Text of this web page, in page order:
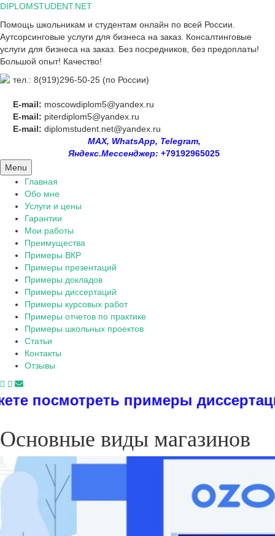
Skip
content
DIPLOMSTUDENT.NET
Помощь школьникам и студентам онлайн по всей России.
Аутсорсинговые услуги для бизнеса на заказ. Консалтинговые
услуги для бизнеса на заказ. Без посредников, без предоплаты!
Большой опыт! Качество!
тел.: 8(919)296-50-25 (по России)
E-mail: moscowdiplom5@yandex.ru
E-mail: piterdiplom5@yandex.ru
E-mail: diplomstudent.net@yandex.ru
MAX, WhatsApp, Telegram,
Яндекс.Мессенджер: +79192965025
Menu
Главная
Обо мне
Услуги и цены
Гарантии
Мои работы
Преимущества
Примеры ВКР
Примеры презентаций
Примеры докладов
Примеры диссертаций
Примеры курсовых работ
Примеры отчетов по практике
Примеры школьных проектов
Статьи
Контакты
Отзывы
примеры диссертаций,
Основные виды магазинов